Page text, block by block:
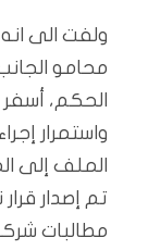
ولفت الى
محامو
الحكم، أسفر
واستمرار
الملف إلى
مطالبات